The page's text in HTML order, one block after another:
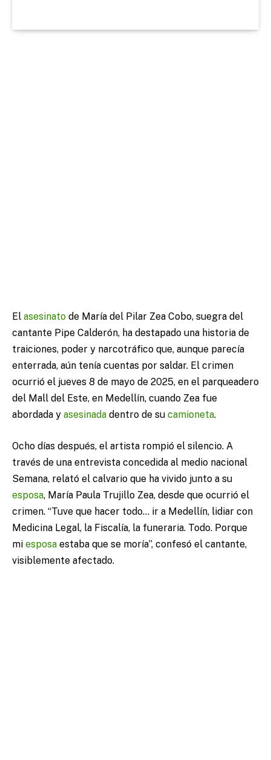
El asesinato de María del Pilar Zea Cobo, suegra del
cantante Pipe Calderón, ha destapado una historia de
traiciones, poder y narcotráfico que, aunque parecía
enterrada, aún tenía cuentas por saldar. El crimen
ocurrió el jueves 8 de mayo de 2025, en el parqueadero
del Mall del Este, en Medellín, cuando Zea fue
abordada y asesinada dentro de su camioneta.
Ocho días después, el artista rompió el silencio. A
través de una entrevista concedida al medio nacional
Semana, relató el calvario que ha vivido junto a su
esposa, María Paula Trujillo Zea, desde que ocurrió el
crimen. “Tuve que hacer todo… ir a Medellín, lidiar con
Medicina Legal, la Fiscalía, la funeraria. Todo. Porque
mi esposa estaba que se moría”, confesó el cantante,
visiblemente afectado.